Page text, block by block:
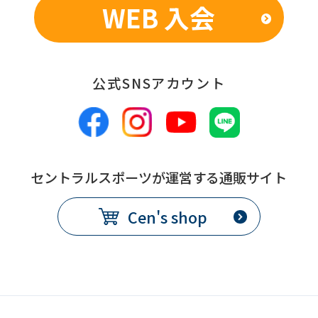
WEB 入会
公式SNSアカウント
セントラルスポーツが運営する通販サイト
Cen's shop